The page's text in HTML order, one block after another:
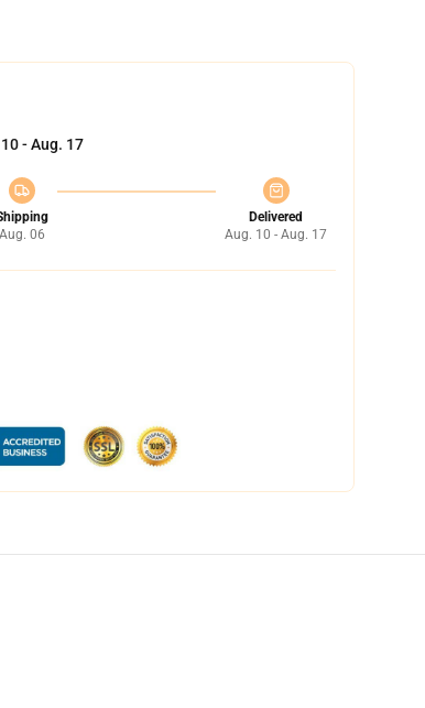
- Aug. 17
Aug. 06
Delivered
Aug. 10 - Aug. 17